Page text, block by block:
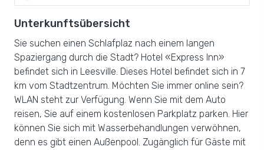
Unterkunftsübersicht
Sie suchen einen Schlafplaz nach einem langen
Spaziergang durch die Stadt? Hotel «Express Inn»
befindet sich in Leesville. Dieses Hotel befindet sich in 7
km vom Stadtzentrum. Möchten Sie immer online sein?
WLAN steht zur Verfügung. Wenn Sie mit dem Auto
reisen, Sie auf einem kostenlosen Parkplatz parken. Hier
können Sie sich mit Wasserbehandlungen verwöhnen,
denn es gibt einen Außenpool. Zugänglich für Gäste mit